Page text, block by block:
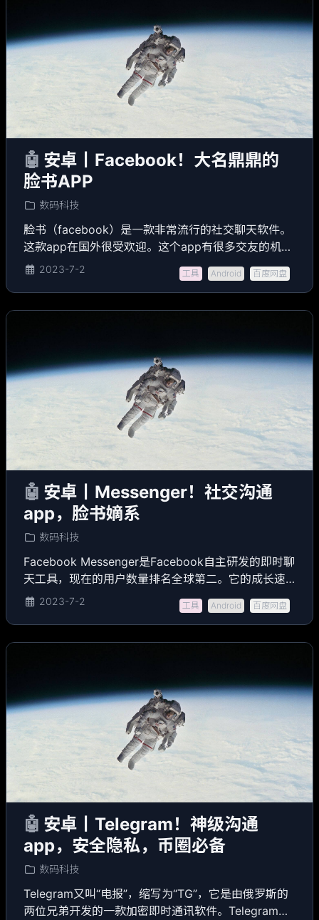
🤖 安卓丨Facebook！大名鼎鼎的
脸书APP
数码科技
脸书（facebook）是一款非常流行的社交聊天软件。
这款app在国外很受欢迎。这个app有很多交友的机
会。用户可以在这个app上分享自己的生活和工作，也
可以关注你喜欢的用户，认识很多外国朋友。感兴趣
2023-7-2 工具 Android 百度网盘
🤖 安卓丨Messenger！社交沟通
app，脸书嫡系
数码科技
Facebook Messenger是Facebook自主研发的即时聊
天工具，现在的用户数量排名全球第二。它的成长速
度非常快，而且有一个巨大优势就是打开率较高——
一般邮件的打开率在5%，但FB Messenger Blast的打
2023-7-2 工具 Android 百度网盘
🤖 安卓丨Telegram！神级沟通
app，安全隐私，币圈必备
数码科技
Telegram又叫“电报”，缩写为“TG”，它是由俄罗斯的
两位兄弟开发的一款加密即时通讯软件。Telegram与